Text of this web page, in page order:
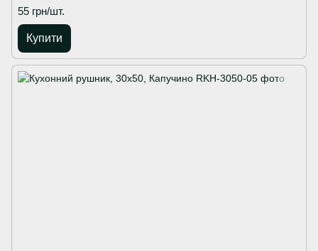
55 грн/шт.
Купити